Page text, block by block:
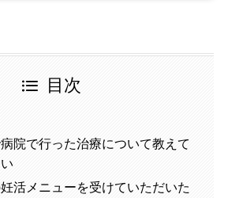
目次
院で行った治療について教えて
活メニューを受けていただいた